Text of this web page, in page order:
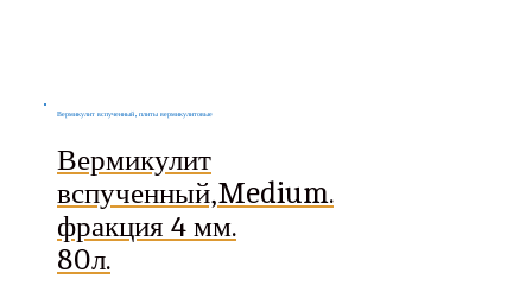
Вермикулит вспученный, плиты вермикулитовые
Вермикулит
вспученный,Medium.
фракция 4 мм.
80л.